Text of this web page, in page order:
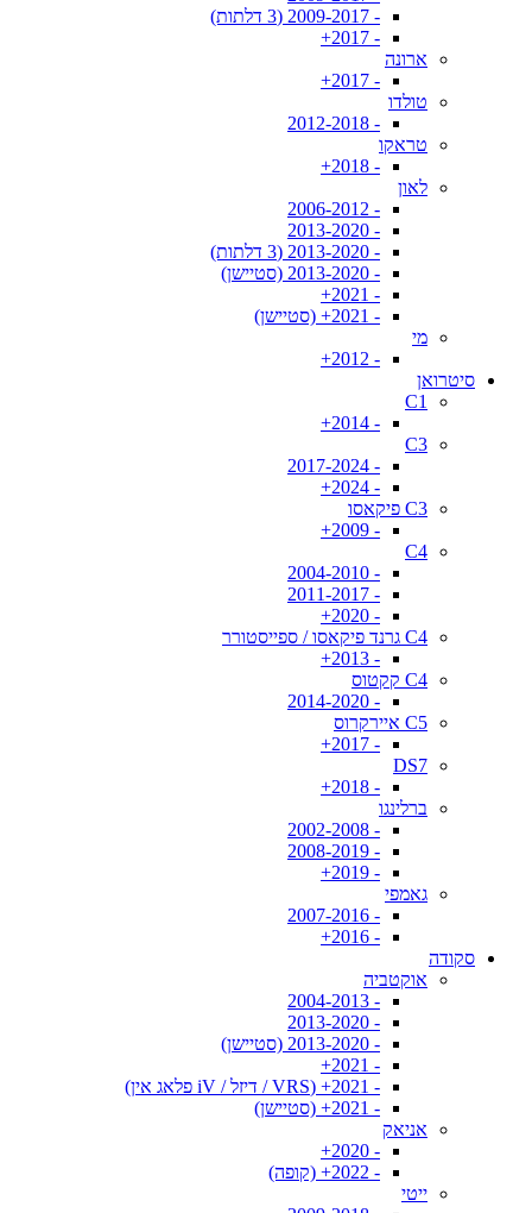
- 2009-2017 (3 דלתות)
- 2017+
ארונה
- 2017+
טולדו
- 2012-2018
טראקו
- 2018+
לאון
- 2006-2012
- 2013-2020
- 2013-2020 (3 דלתות)
- 2013-2020 (סטיישן)
- 2021+
- 2021+ (סטיישן)
מי
- 2012+
סיטרואן
C1
- 2014+
C3
- 2017-2024
- 2024+
C3 פיקאסו
- 2009+
C4
- 2004-2010
- 2011-2017
- 2020+
C4 גרנד פיקאסו / ספייסטורר
- 2013+
C4 קקטוס
- 2014-2020
C5 איירקרוס
- 2017+
DS7
- 2018+
ברלינגו
- 2002-2008
- 2008-2019
- 2019+
גאמפי
- 2007-2016
- 2016+
סקודה
אוקטביה
- 2004-2013
- 2013-2020
- 2013-2020 (סטיישן)
- 2021+
- 2021+ (VRS / דיזל / iV פלאג אין)
- 2021+ (סטיישן)
אניאק
- 2020+
- 2022+ (קופה)
ייטי